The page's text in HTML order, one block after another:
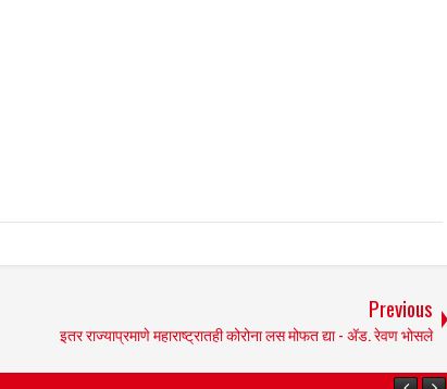
Previous
इतर राज्याप्रमाणे महाराष्ट्रातही कोरोना लस मोफत द्या - ॲड. रेवण भोसले